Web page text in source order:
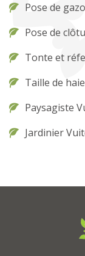
Pose de
Pose de
Tonte et
Taille de
Paysagiste
Jardinier